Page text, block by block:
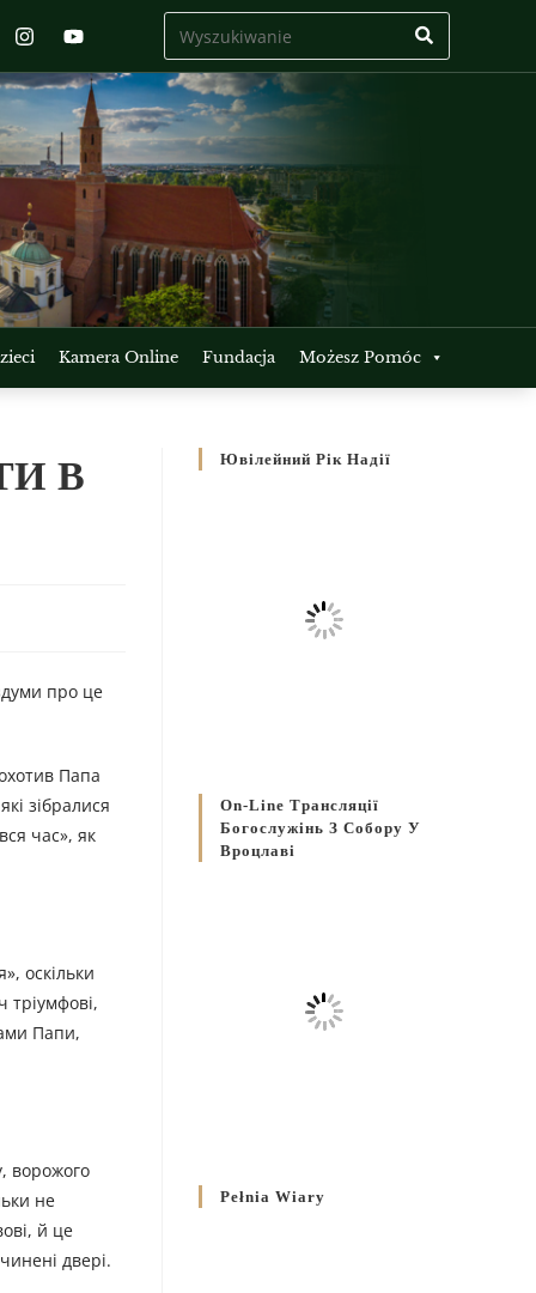
Kamera Online Fundacja Możesz Pomóc
В
про це
Папа
зібралися
час», як
оскільки
тріумфові,
Папи,
ворожого
не
й це
двері.
Ювілейний Рік Надії
On-Line Трансляції
Богослужінь З Собору У
Вроцлаві
Pełnia Wiary